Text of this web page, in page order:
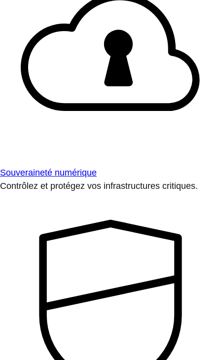
Souveraineté numérique
Contrôlez et protégez vos infrastructures critiques.